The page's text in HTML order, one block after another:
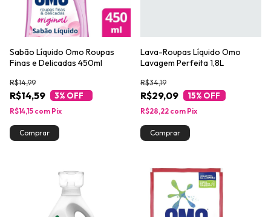
Sabão Líquido Omo Roupas
Finas e Delicadas 450ml
R$14,59
R$14,99
3% OFF
R$14,15 com Pix
Lava-Roupas Líquido Omo
Lavagem Perfeita 1,8L
R$29,09
R$34,19
15% OFF
R$28,22 com Pix